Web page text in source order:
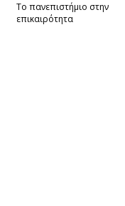
Το πανεπιστήμιο στην
επικαιρότητα